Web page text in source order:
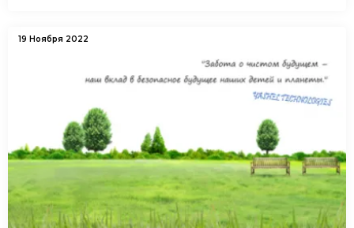
19 Ноября 2022